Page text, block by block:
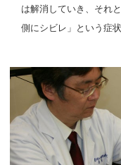
は解消していき、それ
側にシビレ」という症